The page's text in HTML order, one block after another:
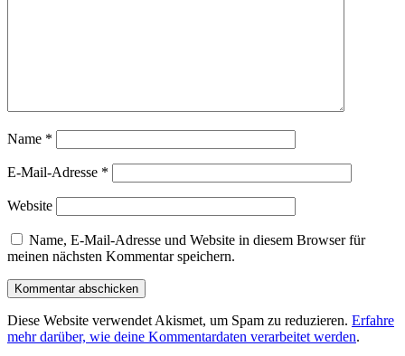
Name *
E-Mail-Adresse *
Website
Name, E-Mail-Adresse und Website in diesem Browser für
meinen nächsten Kommentar speichern.
Diese Website verwendet Akismet, um Spam zu reduzieren. Erfahre
mehr darüber, wie deine Kommentardaten verarbeitet werden.